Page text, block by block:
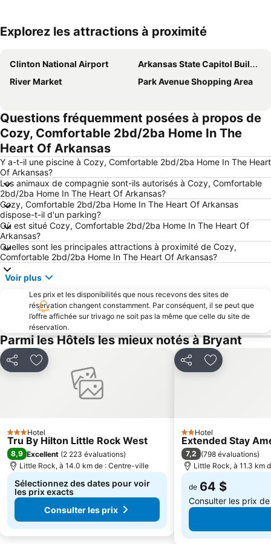
Explorez les attractions à proximité
Clinton National Airport
Arkansas State Capitol Building
River Market
Park Avenue Shopping Area
Questions fréquemment posées à propos de
Cozy, Comfortable 2bd/2ba Home In The
Heart Of Arkansas
Y a-t-il une piscine à Cozy, Comfortable 2bd/2ba Home In The Heart
Of Arkansas?
Les animaux de compagnie sont-ils autorisés à Cozy, Comfortable
2bd/2ba Home In The Heart Of Arkansas?
Cozy, Comfortable 2bd/2ba Home In The Heart Of Arkansas
dispose-t-il d'un parking?
Où est situé Cozy, Comfortable 2bd/2ba Home In The Heart Of
Arkansas?
Quelles sont les principales attractions à proximité de Cozy,
Comfortable 2bd/2ba Home In The Heart Of Arkansas?
Voir plus
Les prix et les disponibilités que nous recevons des sites de
réservation changent constamment. Par conséquent, il se peut que
l’offre affichée sur trivago ne soit pas la même que celle du site de
réservation.
Parmi les Hôtels les mieux notés à Bryant
PartagerAjouter à mes favoris
3 Étoiles
Hotel
Tru By Hilton Little Rock West
8,9 Excellent (2 223 évaluations)
Little Rock, à 14.0 km de : Centre-ville
Sélectionnez des dates pour voir
les prix exacts
Consulter les prix
PartagerAjouter à
2 Étoiles
Hotel
Extended Stay
7,2 (798 évaluations)
Little Rock, à 11.3 km
de 64 $
Consulter les prix